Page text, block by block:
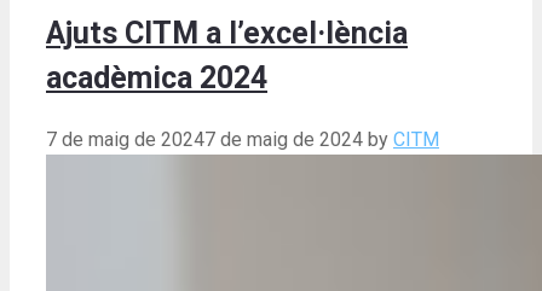
Ajuts CITM a l’excel·lència
acadèmica 2024
7 de maig de 20247 de maig de 2024 by CITM